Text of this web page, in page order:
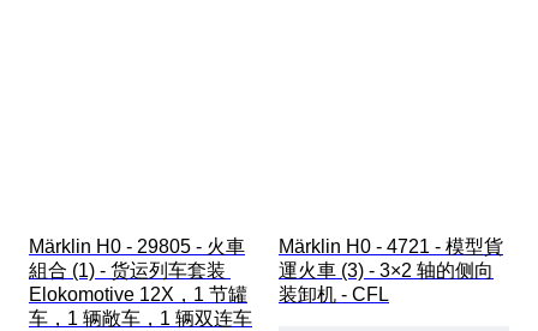
Märklin H0 - 29805 - 火車
組合 (1) - 货运列车套装
Elokomotive 12X，1 节罐
车，1 辆敞车，1 辆双连车
Märklin H0 - 4721 - 模型貨
運火車 (3) - 3×2 轴的侧向
装卸机 - CFL